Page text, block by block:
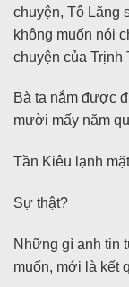
chuyện, Tô Lăng
không muốn nói
chuyện của Trịnh
Bà ta nắm được
mười mấy năm
Tần Kiêu lạnh
Sự thật?
Những gì anh tin
muốn, mới là kết